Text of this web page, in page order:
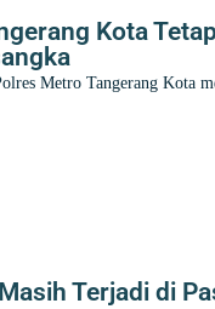
Kota
Metro Tangerang Kota
Terjadi di